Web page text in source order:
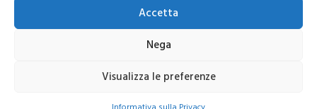
Accetta
Nega
Visualizza le preferenze